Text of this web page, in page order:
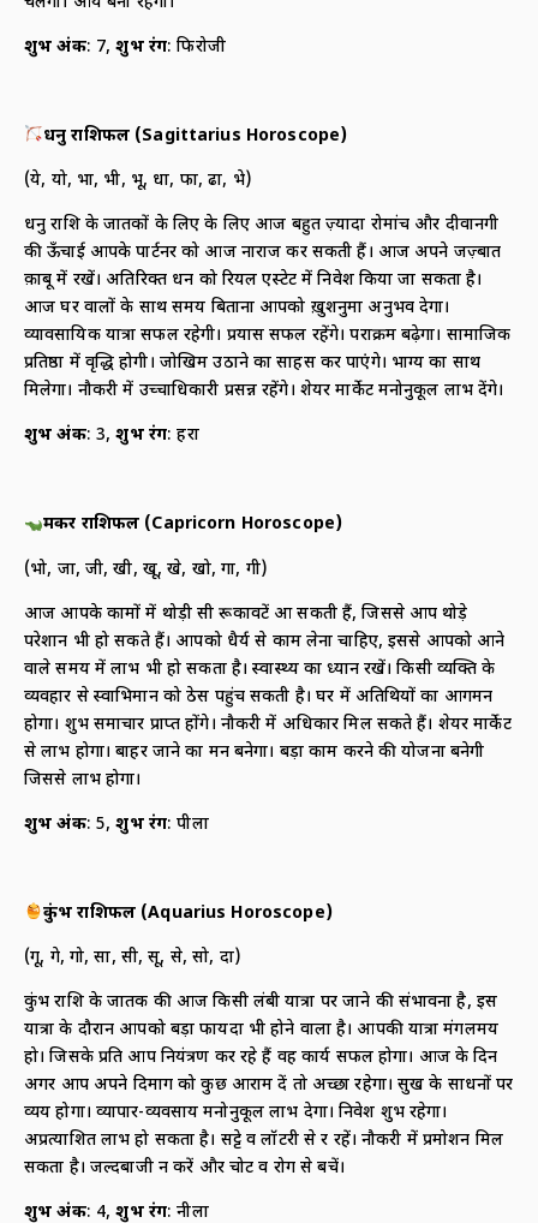
शुभ अंक: 7,शुभ रंग: फिरोजी
धनु राशिफल (Sagittarius Horoscope)
(ये, यो, भा, भी, भू, धा, फा, ढा, भे)
धनु राशि के जातकों के लिए के लिए आज बहुत ज़्यादा रोमांच और दीवानगी
की ऊँचाई आपके पार्टनर को आज नाराज कर सकती हैं। आज अपने जज़्बात
क़ाबू में रखें। अतिरिक्त धन को रियल एस्टेट में निवेश किया जा सकता है।
आज घर वालों के साथ समय बिताना आपको ख़ुशनुमा अनुभव देगा।
व्यावसायिक यात्रा सफल रहेगी। प्रयास सफल रहेंगे। पराक्रम बढ़ेगा। सामाजिक
प्रतिष्ठा में वृद्धि होगी। जोखिम उठाने का साहस कर पाएंगे। भाग्य का साथ
मिलेगा। नौकरी में उच्च‍ाधिकारी प्रसन्न रहेंगे। शेयर मार्केट मनोनुकूल लाभ देंगे।
शुभ अंक: 3,शुभ रंग: हरा
मकर राशिफल (Capricorn Horoscope)
(भो, जा, जी, खी, खू, खे, खो, गा, गी)
आज आपके कामों में थोड़ी सी रूकावटें आ सकती हैं, जिससे आप थोड़े
परेशान भी हो सकते हैं। आपको धैर्य से काम लेना चाहिए, इससे आपको आने
वाले समय में लाभ भी हो सकता है। स्वास्थ्य का ध्यान रखें। किसी व्यक्ति के
व्यवहार से स्वाभिमान को ठेस पहुंच सकती है। घर में अतिथियों का आगमन
होगा। शुभ समाचार प्राप्त होंगे। नौकरी में अधिकार मिल सकते हैं। शेयर मार्केट
से लाभ होगा। बाहर जाने का मन बनेगा। बड़ा काम करने की योजना बनेगी
जिससे लाभ होगा।
शुभ अंक: 5,शुभ रंग: पीला
कुंभ राशिफल (Aquarius Horoscope)
(गू, गे, गो, सा, सी, सू, से, सो, दा)
कुंभ राशि के जातक की आज किसी लंबी यात्रा पर जाने की संभावना है, इस
यात्रा के दौरान आपको बड़ा फायदा भी होने वाला है। आपकी यात्रा मंगलमय
हो। जिसके प्रति आप नियंत्रण कर रहे हैं वह कार्य सफल होगा। आज के दिन
अगर आप अपने दिमाग को कुछ आराम दें तो अच्छा रहेगा। सुख के साधनों पर
व्यय होगा। व्यापार-व्यवसाय मनोनुकूल लाभ देगा। निवेश शुभ रहेगा।
अप्रत्याशित लाभ हो सकता है। सट्टे व लॉटरी से दूर रहें। नौकरी में प्रमोशन‍ मिल
सकता है। जल्दबाजी न करें और चोट व रोग से बचें।
शुभ अंक: 4,शुभ रंग: नीला